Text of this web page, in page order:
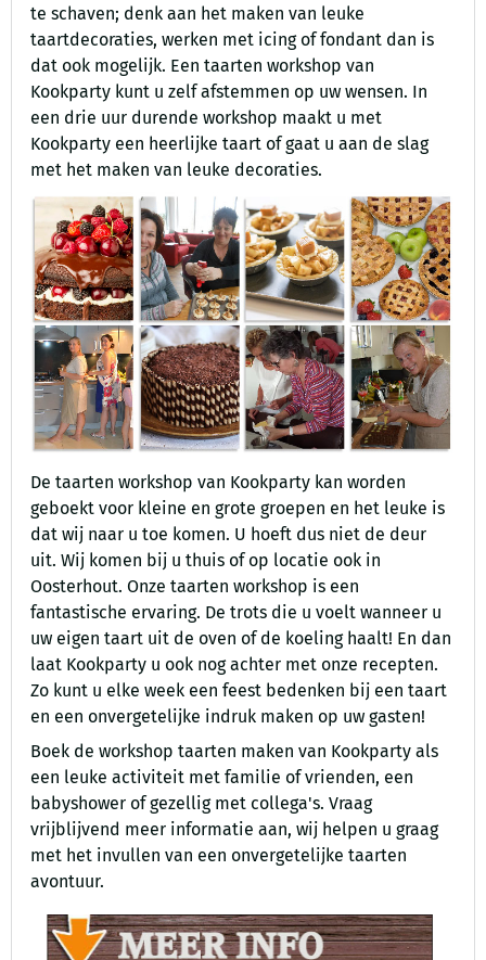
te schaven; denk aan het maken van leuke
taartdecoraties, werken met icing of fondant dan is
dat ook mogelijk. Een taarten workshop van
Kookparty kunt u zelf afstemmen op uw wensen. In
een drie uur durende workshop maakt u met
Kookparty een heerlijke taart of gaat u aan de slag
met het maken van leuke decoraties.
De taarten workshop van Kookparty kan worden
geboekt voor kleine en grote groepen en het leuke is
dat wij naar u toe komen. U hoeft dus niet de deur
uit. Wij komen bij u thuis of op locatie ook in
Oosterhout. Onze taarten workshop is een
fantastische ervaring. De trots die u voelt wanneer u
uw eigen taart uit de oven of de koeling haalt! En dan
laat Kookparty u ook nog achter met onze recepten.
Zo kunt u elke week een feest bedenken bij een taart
en een onvergetelijke indruk maken op uw gasten!
Boek de workshop taarten maken van Kookparty als
een leuke activiteit met familie of vrienden, een
babyshower of gezellig met collega's. Vraag
vrijblijvend meer informatie aan, wij helpen u graag
met het invullen van een onvergetelijke taarten
avontuur.